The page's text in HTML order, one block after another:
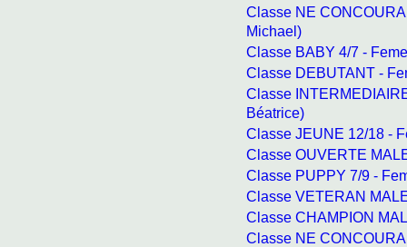
Classe NE
Michael)
Classe BABY 4/7 -
Classe DEBUTANT -
Classe
Béatrice)
Classe JEUNE 12/18 -
Classe OUVERTE
Classe PUPPY 7/9 -
Classe VETERAN
Classe CHAMPION
Classe NE